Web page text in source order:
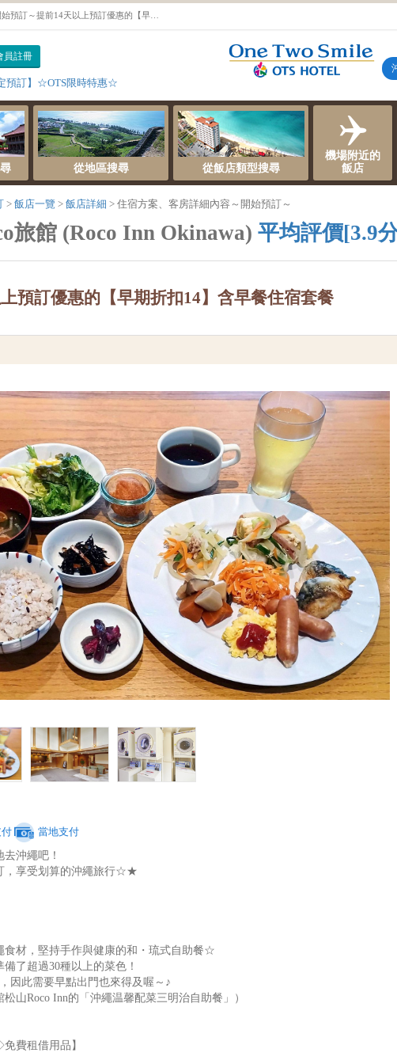
員註冊
預訂】☆OTS限時特惠☆
從地區搜尋 從飯店類型搜尋
機場附近的
飯店
飯店一覽 飯店詳細 住宿方案、客房詳細內容～開始預訂～
旅館 (Roco Inn Okinawa) 平均評價[3.9
預訂優惠的【早期折扣14】含早餐住宿套餐
當地支付
沖繩吧！
，享受划算的沖繩旅行☆★
食材，堅持手作與健康的和・琉式自助餐☆
了超過30種以上的菜色！
因此需要早點出門也來得及喔～♪
山Roco Inn的「沖繩温馨配菜三明治自助餐」）
費租借用品】